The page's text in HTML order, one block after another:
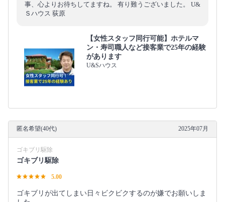
事、心よりお待ちしてますね。 有り難うございました。 U&
Ｓハウス 荻原
【女性スタッフ同行可能】ホテルマ
ン・寿司職人など接客業で25年の経験
があります
U&Sハウス
匿名希望(40代) 2025年07月
ゴキブリ駆除
ゴキブリ駆除
5.00
ゴキブリが出てしまい日々ビクビクするのが嫌でお願いしま